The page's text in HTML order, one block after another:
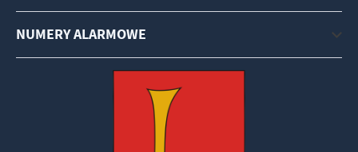
NUMERY ALARMOWE